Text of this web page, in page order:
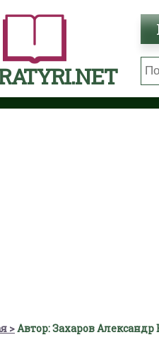
Автор: Захаров Александр